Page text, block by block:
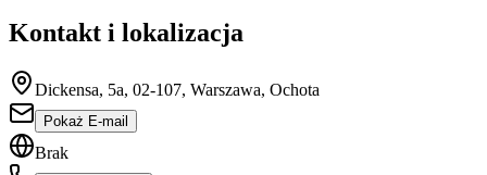
Kontakt i lokalizacja
Dickensa, 5a, 02-107, Warszawa, Ochota
Pokaż E-mail
Brak